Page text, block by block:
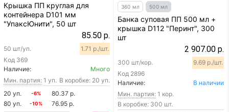
Крышка ПП круглая для
контейнера D101 мм
"УпаксЮнити", 50 шт
85.50 р.
Код 369
50 шт/уп. 1.71 р./шт.
Наличие:
Много
Мин. партия: 1 уп. В коробке: 20 уп.
20 уп.
-6%
80.37 р.
80 уп.
-10% 76.95 р.
360 мл 500 мл
Банка суповая ПП 500 мл +
крышка D112 "Перинт", 300
шт
2 907.00 р.
Код 2896
300 шт/кор. 9.69 р./шт.
Наличие:
В наличии
Мин. партия: 1 кор.
В коробке: 300 шт.